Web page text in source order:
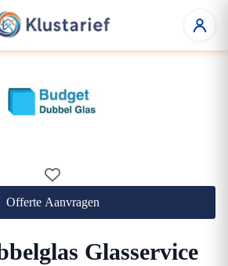
Offerte Aanvragen
Glasservice